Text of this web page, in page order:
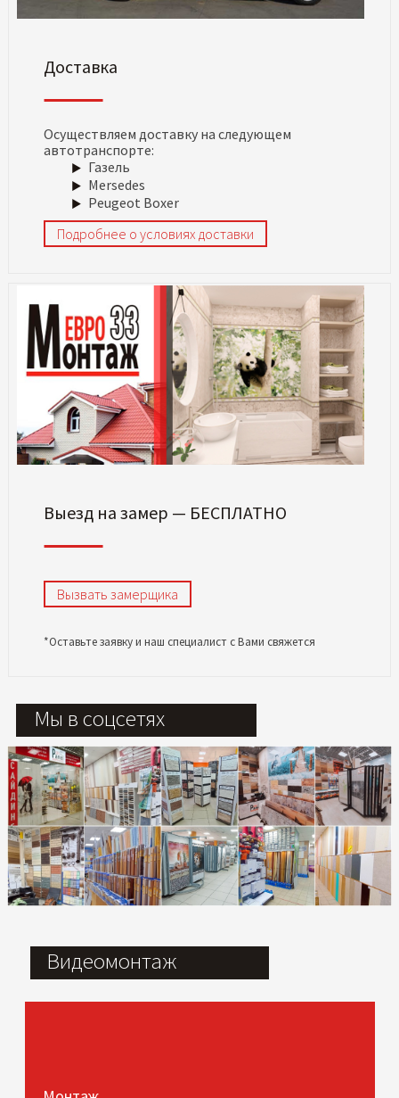
Доставка
Осуществляем доставку на следующем
автотранспорте:
Газель
Mersedes
Peugeot Boxer
Подробнее о условиях доставки
Выезд на замер — БЕСПЛАТНО
Вызвать замерщика
*Оставьте заявку и наш специалист с Вами свяжется
Мы в соцсетях
Видеомонтаж